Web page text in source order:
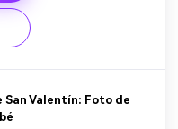
San Valentín: Foto de